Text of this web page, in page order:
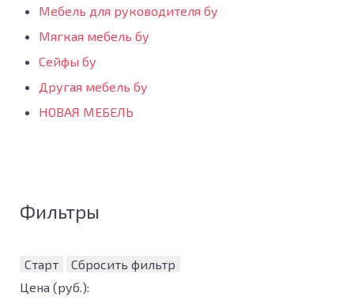
Мебель для руководителя бу
Мягкая мебель бу
Сейфы бу
Другая мебель бу
НОВАЯ МЕБЕЛЬ
Фильтры
Старт
Сбросить фильтр
Цена (руб.):